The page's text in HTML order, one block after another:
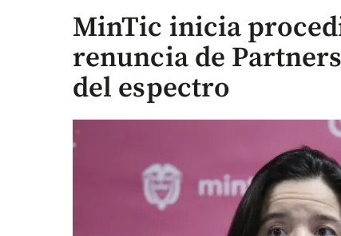
MinTic inicia
renuncia de
del espectro